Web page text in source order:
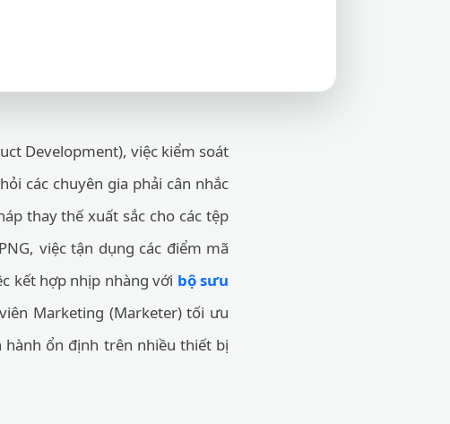
Development), việc kiểm soát
các chuyên gia phải cân nhắc
thay thế xuất sắc cho các tệp
việc tận dụng các điểm mã
kết hợp nhịp nhàng với bộ sưu
Marketing (Marketer) tối ưu
hành ổn định trên nhiều thiết bị